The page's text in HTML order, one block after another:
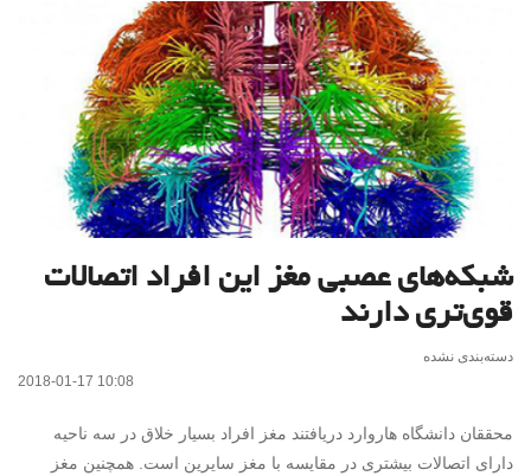
شبکه‌های عصبی مغز این افراد اتصالات
قوی‌تری دارند
دسته‌بندی نشده
2018-01-17 10:08
محققان دانشگاه هاروارد دریافتند مغز افراد بسیار خلاق در سه ناحیه
دارای اتصالات بیشتری در مقایسه با مغز سایرین است. همچنین مغز